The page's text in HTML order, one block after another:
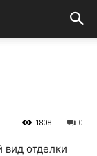
0
1808
вид отделки